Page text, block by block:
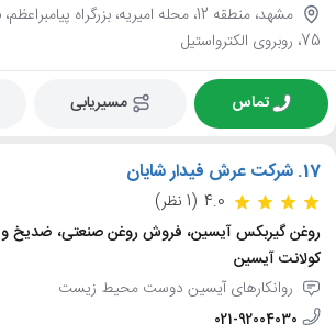
75، روبروی الکترواستیل
تماس مسیریابی
17. شرکت عرش فیدار شایان
4.0 (1 نظر)
روغن گیربکس آیسین، فروش روغن صنعتی، ضدیخ و
کولانت آیسین
روانکارهای آیسین دوست محیط زیست
021-92004030